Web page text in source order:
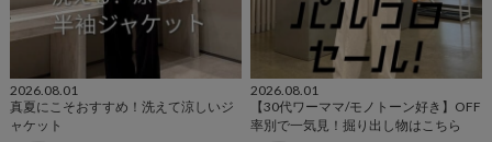
2026.08.01
真夏にこそおすすめ！洗えて涼しいジ
ャケット
2026.08.01
【30代ワーママ/モノトーン好き】OFF
率別で一気見！掘り出し物はこちら